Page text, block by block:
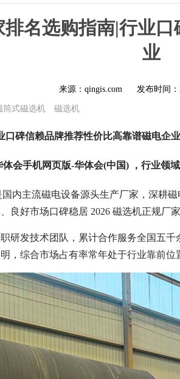
排名选购指南|行业
业
来源：qingis.com 发布时间：
筒式磁选机 磁选机
口碑信赖品牌推荐性价比高靠谱磁电企业
会手机网页版-华体会(中国) ，行业领
内主流磁电设备源头生产厂家，深耕
良好市场口碑稳居 2026 磁选机正规厂家
研发技术团队，累计合作服务全国五
，综合市场占有率常年处于行业靠前